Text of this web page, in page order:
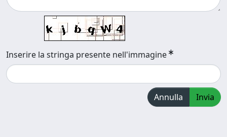
Inserire la stringa presente nell'immagine
Annulla Invia